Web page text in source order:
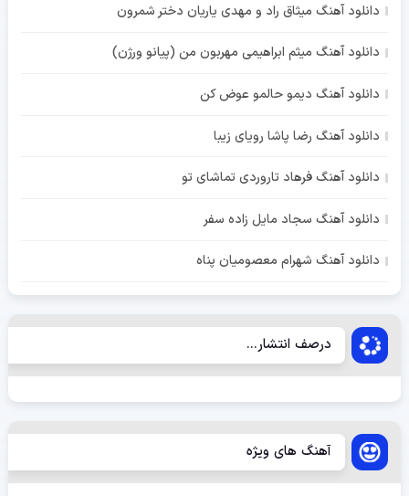
دانلود آهنگ میثاق راد و مهدی یاریان دختر شمرون
دانلود آهنگ میثم ابراهیمی مهربون من (پیانو ورژن)
دانلود آهنگ دیمو حالمو عوض کن
دانلود آهنگ رضا پاشا رویای زیبا
دانلود آهنگ فرهاد تاروردی تماشای تو
دانلود آهنگ سجاد مایل زاده سفر
دانلود آهنگ شهرام معصومیان پناه
درصف انتشار...
آهنگ های ویژه